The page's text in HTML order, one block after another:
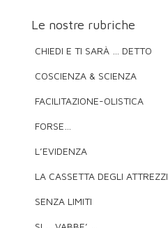
Le nostre rubriche
CHIEDI E TI SARÀ … DETTO
COSCIENZA & SCIENZA
FACILITAZIONE-OLISTICA
FORSE…
L’EVIDENZA
LA CASSETTA DEGLI ATTREZZI
SENZA LIMITI